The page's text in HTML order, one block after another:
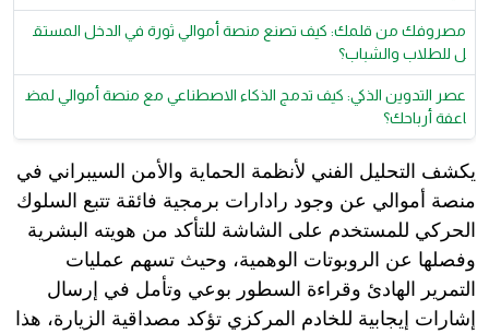
مصروفك من قلمك: كيف تصنع منصة أموالي ثورة في الدخل المستق
ل للطلاب والشباب؟
عصر التدوين الذكي: كيف تدمج الذكاء الاصطناعي مع منصة أموالي لمض
اعفة أرباحك؟
يكشف التحليل الفني لأنظمة الحماية والأمن السيبراني في
منصة أموالي عن وجود رادارات برمجية فائقة تتبع السلوك
الحركي للمستخدم على الشاشة للتأكد من هويته البشرية
وفصلها عن الروبوتات الوهمية، وحيث تسهم عمليات
التمرير الهادئ وقراءة السطور بوعي وتأمل في إرسال
إشارات إيجابية للخادم المركزي تؤكد مصداقية الزيارة، هذا